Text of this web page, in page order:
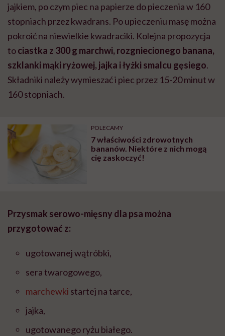
jajkiem, po czym piec na papierze do pieczenia w 160
stopniach przez kwadrans. Po upieczeniu masę można
pokroić na niewielkie kwadraciki. Kolejna propozycja
tociastka z 300 g marchwi, rozgniecionego banana,
szklanki mąki ryżowej, jajka i łyżki smalcu gęsiego.
Składniki należy wymieszać i piec przez 15-20 minut w
160 stopniach.
POLECAMY
7 właściwości zdrowotnych
bananów. Niektóre z nich mogą
cię zaskoczyć!
Przysmak serowo-mięsny dla psa można
przygotować z:
ugotowanej wątróbki,
sera twarogowego,
marchewki startej na tarce,
jajka,
ugotowanego ryżu białego.